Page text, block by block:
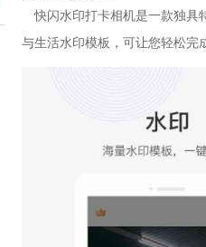
快闪水印打卡相机是一款独具
与生活水印模板，可让您轻松完